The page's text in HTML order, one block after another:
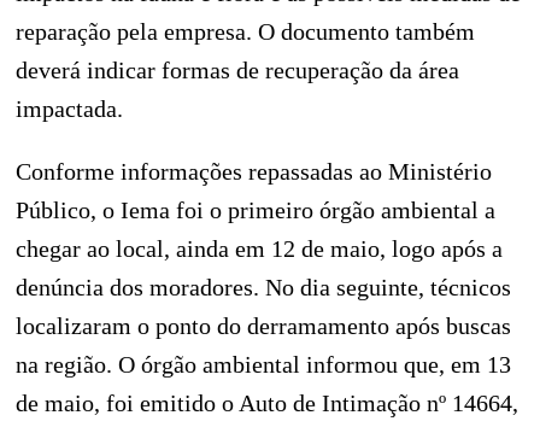
reparação pela empresa. O documento também
deverá indicar formas de recuperação da área
impactada.
Conforme informações repassadas ao Ministério
Público, o Iema foi o primeiro órgão ambiental a
chegar ao local, ainda em 12 de maio, logo após a
denúncia dos moradores. No dia seguinte, técnicos
localizaram o ponto do derramamento após buscas
na região. O órgão ambiental informou que, em 13
de maio, foi emitido o Auto de Intimação nº 14664,